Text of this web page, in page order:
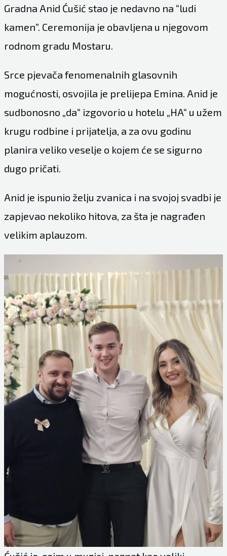
Gradna Anid Ćušić stao je nedavno na “ludi
kamen”. Ceremonija je obavljena u njegovom
rodnom gradu Mostaru.
Srce pjevača fenomenalnih glasovnih
mogućnosti, osvojila je prelijepa Emina. Anid je
sudbonosno „da“ izgovorio u hotelu „HA“ u užem
krugu rodbine i prijatelja, a za ovu godinu
planira veliko veselje o kojem će se sigurno
dugo pričati.
Anid je ispunio želju zvanica i na svojoj svadbi je
zapjevao nekoliko hitova, za šta je nagrađen
velikim aplauzom.